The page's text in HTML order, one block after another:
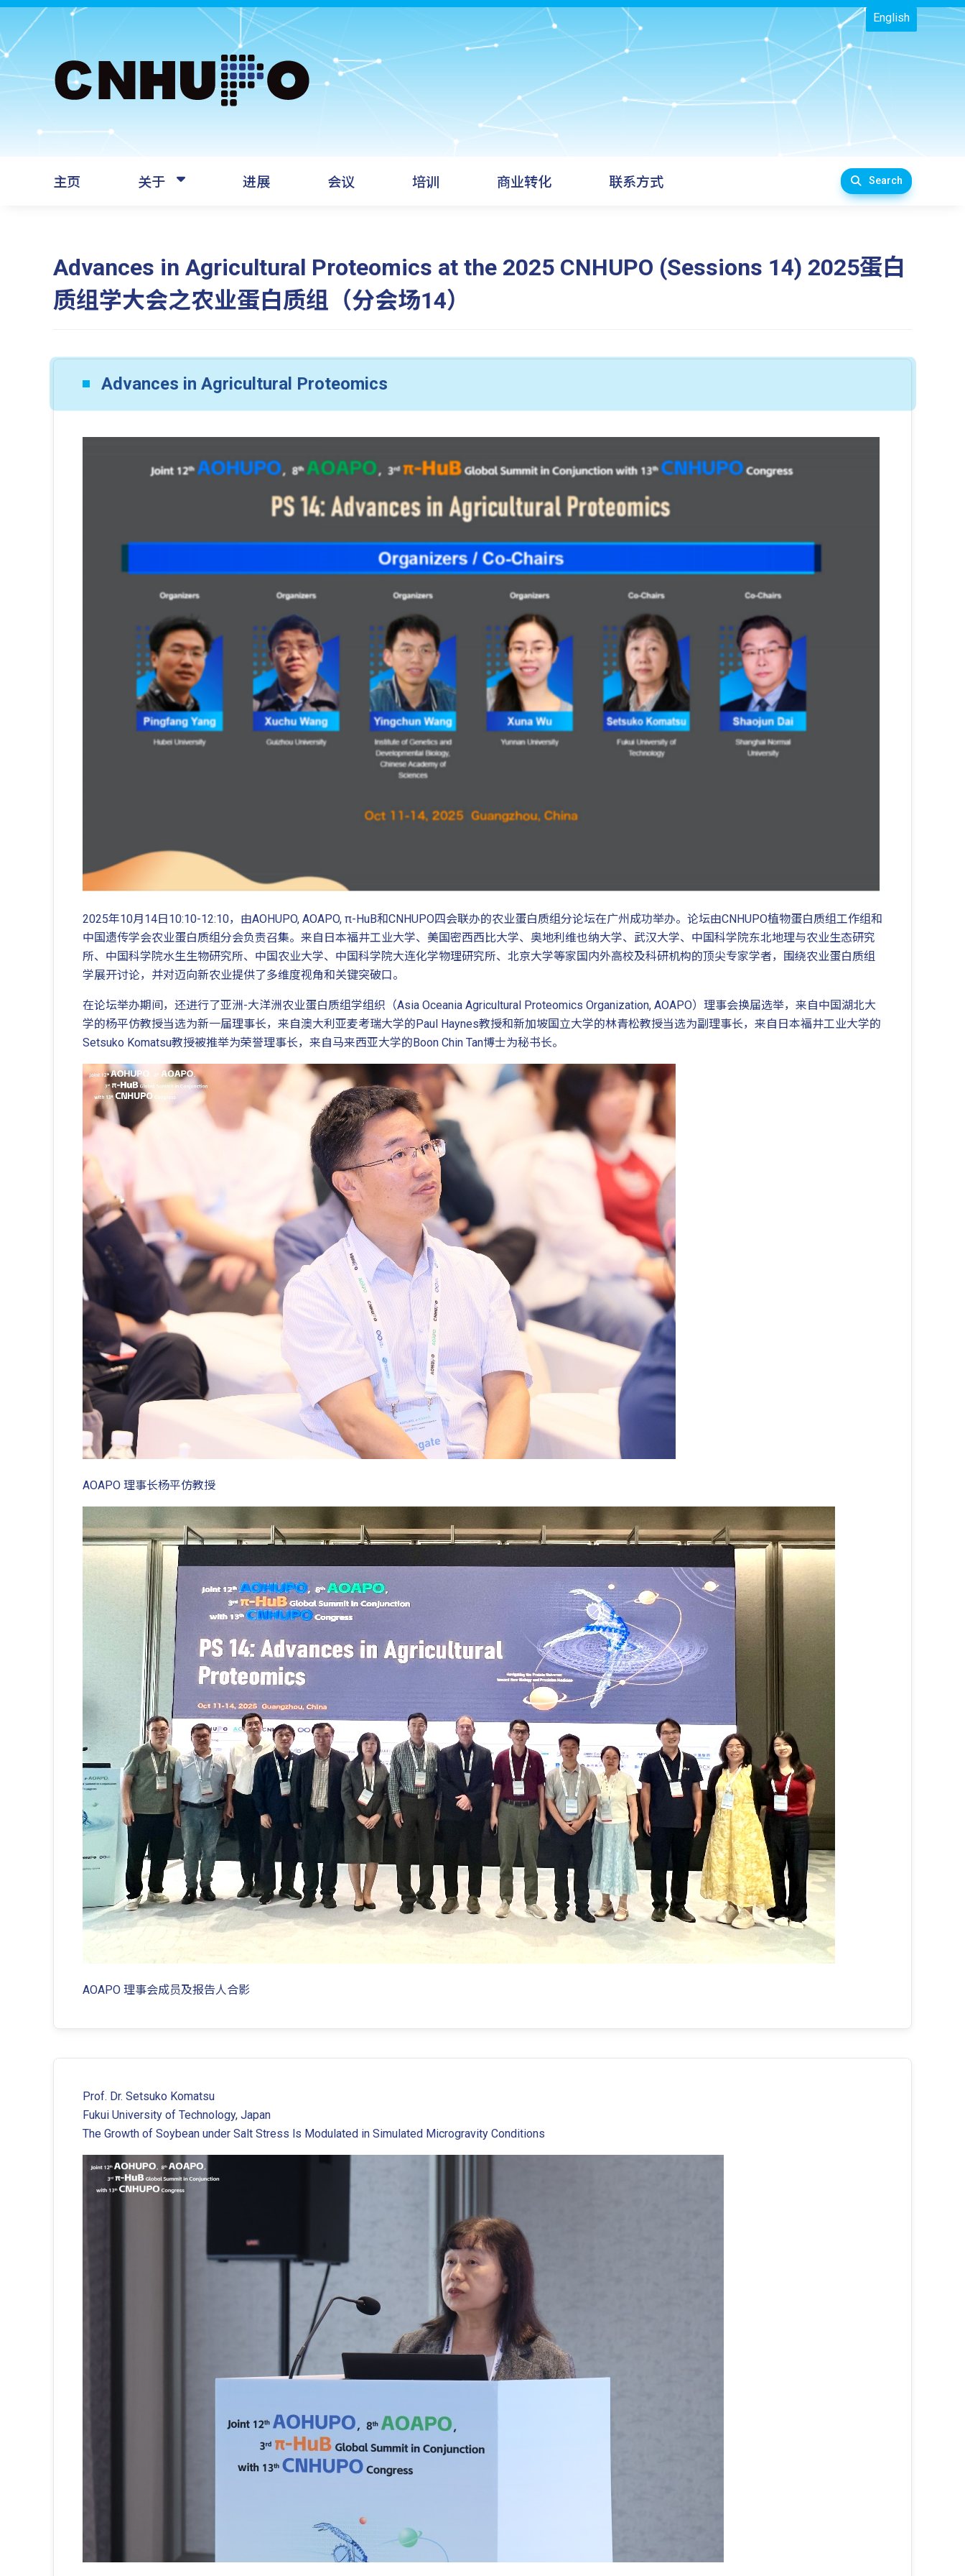
English
主页 关于 进展 会议 培训 商业转化 联系方式 Search
Advances in Agricultural Proteomics at the 2025 CNHUPO (Sessions 14) 2025蛋白
质组学大会之农业蛋白质组（分会场14）
Advances in Agricultural Proteomics
2025年10月14日10:10-12:10，由AOHUPO, AOAPO, π-HuB和CNHUPO四会联办的农业蛋白质组分论坛在广州成功举办。论坛由CNHUPO植物蛋白质组工作组和
中国遗传学会农业蛋白质组分会负责召集。来自日本福井工业大学、美国密西西比大学、奥地利维也纳大学、武汉大学、中国科学院东北地理与农业生态研究
所、中国科学院水生生物研究所、中国农业大学、中国科学院大连化学物理研究所、北京大学等家国内外高校及科研机构的顶尖专家学者，围绕农业蛋白质组
学展开讨论，并对迈向新农业提供了多维度视角和关键突破口。
在论坛举办期间，还进行了亚洲-大洋洲农业蛋白质组学组织（Asia Oceania Agricultural Proteomics Organization, AOAPO）理事会换届选举，来自中国湖北大
学的杨平仿教授当选为新一届理事长，来自澳大利亚麦考瑞大学的Paul Haynes教授和新加坡国立大学的林青松教授当选为副理事长，来自日本福井工业大学的
Setsuko Komatsu教授被推举为荣誉理事长，来自马来西亚大学的Boon Chin Tan博士为秘书长。
AOAPO 理事长杨平仿教授
AOAPO 理事会成员及报告人合影
Prof. Dr. Setsuko Komatsu
Fukui University of Technology, Japan
The Growth of Soybean under Salt Stress ls Modulated in Simulated Microgravity Conditions